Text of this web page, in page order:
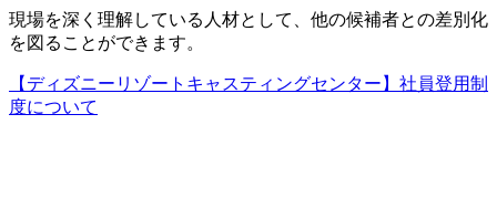
現場を深く理解している人材として、他の候補者との差別化
を図ることができます。
【ディズニーリゾートキャスティングセンター】社員登用制
度について